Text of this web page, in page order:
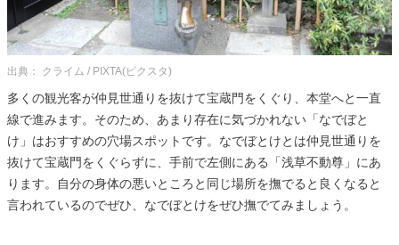
出典： クライム / PIXTA(ピクスタ)
多くの観光客が仲見世通りを抜けて宝蔵門をくぐり、本堂へと一直
線で進みます。そのため、あまり存在に気づかれない「なでぼと
け」はおすすめの穴場スポットです。なでぼとけとは仲見世通りを
抜けて宝蔵門をくぐらずに、手前で左側にある「浅草不動尊」にあ
ります。自分の身体の悪いところと同じ場所を撫でると良くなると
言われているのでぜひ、なでぼとけをぜひ撫でてみましょう。